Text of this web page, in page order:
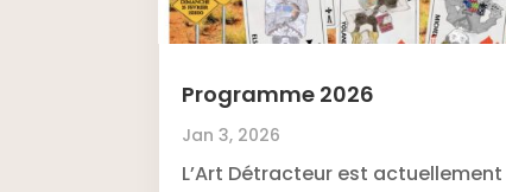
Programme 2026
Jan 3, 2026
L’Art Détracteur est actuellement